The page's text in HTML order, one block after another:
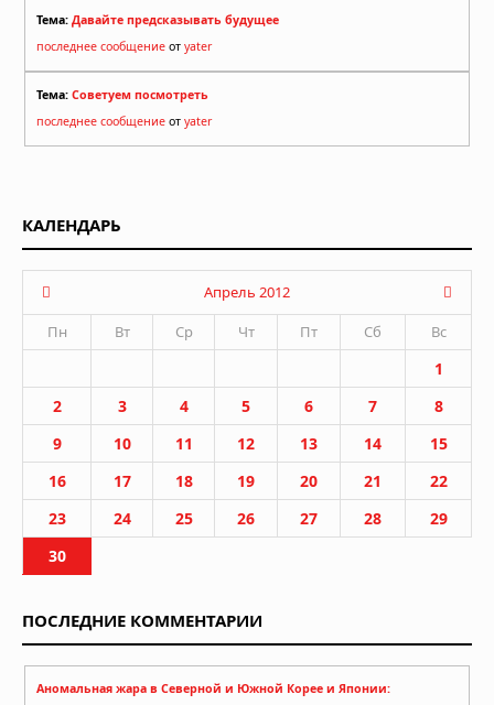
Тема: Давайте предсказывать будущее
последнее сообщение от yater
Тема: Советуем посмотреть
последнее сообщение от yater
КАЛЕНДАРЬ
Апрель 2012
Пн
Вт Ср Чт Пт Сб Вс
1
2
3 4 5 6 7
8
9
10 11 12 13 14
15
16
17 18 19 20 21
22
23
24 25 26 27 28
29
30
ПОСЛЕДНИЕ КОММЕНТАРИИ
Аномальная жара в Северной и Южной Корее и Японии: